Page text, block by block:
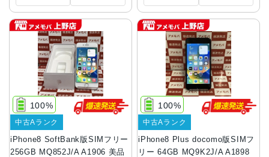
iPhone8 SoftBank版SIMフリー
256GB MQ852J/A A1906 美品
100%
中古Aランク
iPhone8 Plus docomo版SIMフ
リー 64GB MQ9K2J/A A1898
100%
中古Aランク